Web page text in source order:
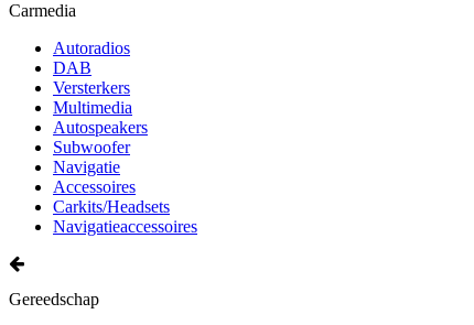
Carmedia
Autoradios
DAB
Versterkers
Multimedia
Autospeakers
Subwoofer
Navigatie
Accessoires
Carkits/Headsets
Navigatieaccessoires
Gereedschap